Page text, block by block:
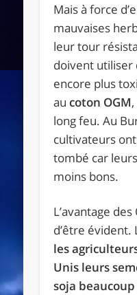
Mais à force
mauvaises
leur tour
doivent utiliser
encore plus
aucoton OGM
long feu. Au
cultivateurs
tombé car
moins bons.
L’avantage
d’être évident.
les
Unis leurs
soja